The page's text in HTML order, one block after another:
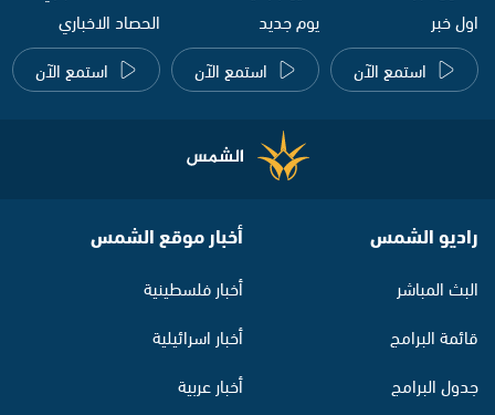
اول خبر
استمع الآن
يوم جديد
استمع الآن
الحصاد الاخباري
استمع الآن
راديو الشمس
البث المباشر
قائمة البرامج
جدول البرامج
أخبار موقع الشمس
أخبار فلسطينية
أخبار اسرائيلية
أخبار عربية